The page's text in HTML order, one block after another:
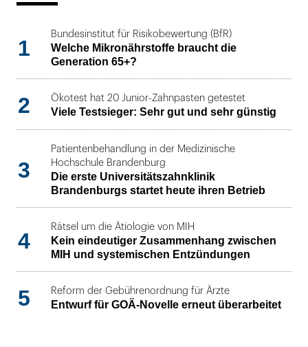
1
Bundesinstitut für Risikobewertung (BfR)
Welche Mikronährstoffe braucht die
Generation 65+?
2 Ökotest hat 20 Junior-Zahnpasten getestet
Viele Testsieger: Sehr gut und sehr günstig
3
Patientenbehandlung in der Medizinische
Hochschule Brandenburg
Die erste Universitätszahnklinik
Brandenburgs startet heute ihren Betrieb
4
Rätsel um die Ätiologie von MIH
Kein eindeutiger Zusammenhang zwischen
MIH und systemischen Entzündungen
5 Reform der Gebührenordnung für Ärzte
Entwurf für GOÄ-Novelle erneut überarbeitet